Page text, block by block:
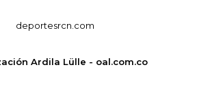
deportesrcn.com
Ardila Lülle - oal.com.co